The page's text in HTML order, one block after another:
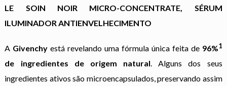
LE SOIN NOIR MICRO-CONCENTRATE, SÉRUM
ILUMINADOR ANTIENVELHECIMENTO
A Givenchyestá revelando uma fórmula única feita de 96%1
de ingredientes de origem natural. Alguns dos seus
ingredientes ativos são microencapsulados, preservando assim